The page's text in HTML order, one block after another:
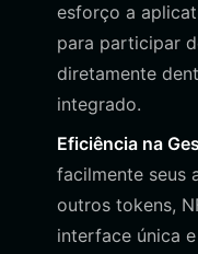
esforço a
para participar
diretamente
integrado.
Eficiência na
facilmente seus
outros tokens,
interface única